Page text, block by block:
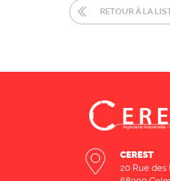
RETOUR À LA
CEREST
20 Rue des